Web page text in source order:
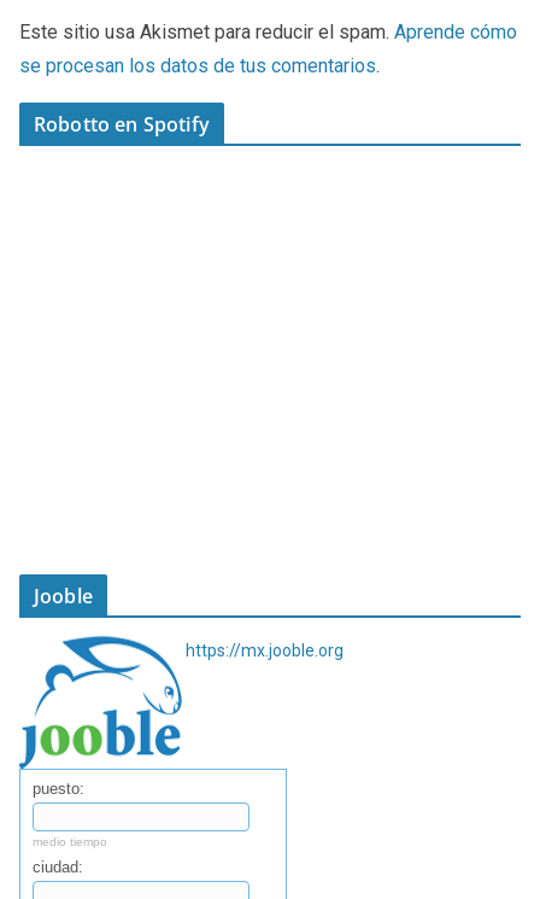
Este sitio usa Akismet para reducir el spam. Aprende cómo
se procesan los datos de tus comentarios.
Robotto en Spotify
Jooble
https://mx.jooble.org
puesto:
medio tiempo
ciudad: